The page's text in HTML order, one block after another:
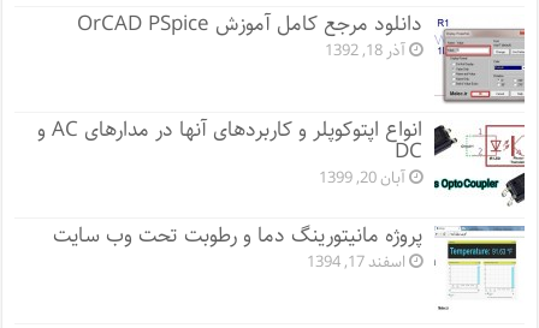
دانلود مرجع کامل آموزش OrCAD PSpice
آذر 18, 1392
انواع اپتوکوپلر و کاربردهای آنها در مدارهای AC و
DC
آبان 20, 1399
پروژه مانيتورينگ دما و رطوبت تحت وب سایت
اسفند 17, 1394